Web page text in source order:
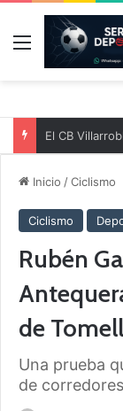
Menú
Inicio /Ciclismo
Ciclismo
Rubén
de
Una prueba
de corredores